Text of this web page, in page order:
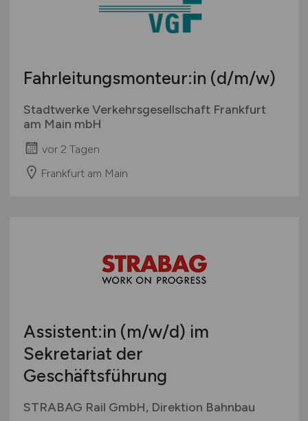
Fahrleitungsmonteur:in (d/m/w)
Stadtwerke Verkehrsgesellschaft Frankfurt
am Main mbH
vor 2 Tagen
Frankfurt am Main
Assistent:in (m/w/d) im
Sekretariat der
Geschäftsführung
STRABAG Rail GmbH, Direktion Bahnbau